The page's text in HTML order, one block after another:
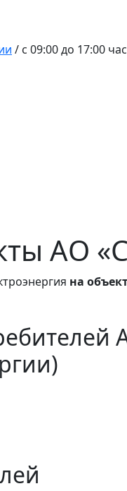
/ c 09:00 до 17:00
АО
на